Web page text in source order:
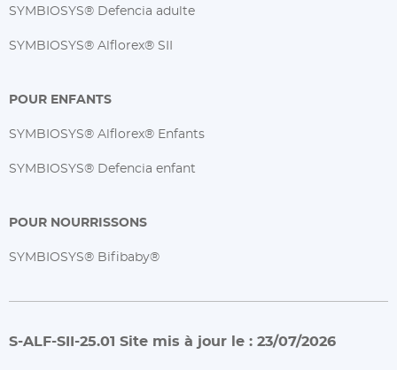
SYMBIOSYS® Defencia adulte
SYMBIOSYS® Alflorex® SII
POUR ENFANTS
SYMBIOSYS® Alflorex® Enfants
SYMBIOSYS® Defencia enfant
POUR NOURRISSONS
SYMBIOSYS® Bifibaby®
S-ALF-SII-25.01 Site mis à jour le : 23/07/2026